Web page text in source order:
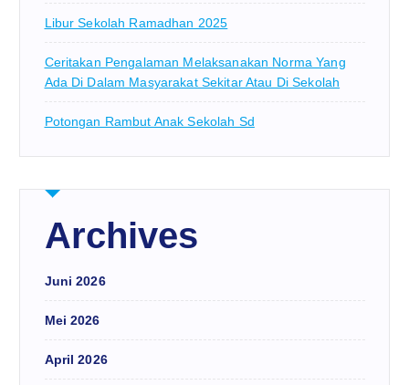
Libur Sekolah Ramadhan 2025
Ceritakan Pengalaman Melaksanakan Norma Yang
Ada Di Dalam Masyarakat Sekitar Atau Di Sekolah
Potongan Rambut Anak Sekolah Sd
Archives
Juni 2026
Mei 2026
April 2026